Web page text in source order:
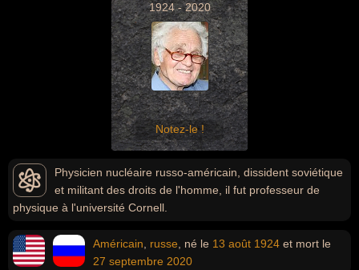
1924 - 2020
Notez-le !
Physicien nucléaire russo-américain, dissident soviétique
et militant des droits de l'homme, il fut professeur de
physique à l'université Cornell.
Américain russe , né le 13 août 1924 et mort le
27 septembre 2020